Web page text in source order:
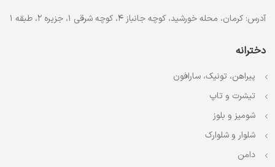
آدرس: کرمان، محله خورشید، کوچه جانباز 4، کوچه شرقی 1، جزیره 2، طبقه 1
دخترانه
پیراهن، تونیک، سارافون
تیشرت و تاپ
شومیز و بلوز
شلوار و شلوارک
دامن